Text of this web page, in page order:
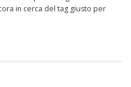
in cerca del tag giusto per